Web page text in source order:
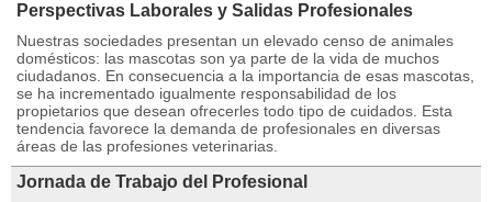
Perspectivas Laborales y Salidas Profesionales
Nuestras sociedades presentan un elevado censo de animales
domésticos: las mascotas son ya parte de la vida de muchos
ciudadanos. En consecuencia a la importancia de esas mascotas,
se ha incrementado igualmente responsabilidad de los
propietarios que desean ofrecerles todo tipo de cuidados. Esta
tendencia favorece la demanda de profesionales en diversas
áreas de las profesiones veterinarias.
Jornada de Trabajo del Profesional